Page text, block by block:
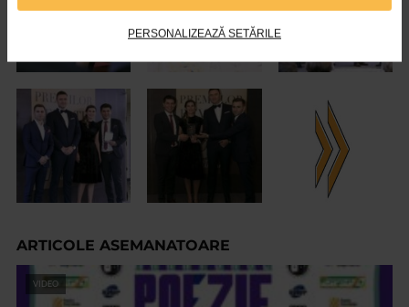
PERSONALIZEAZĂ SETĂRILE
ARTICOLE ASEMANATOARE
VIDEO